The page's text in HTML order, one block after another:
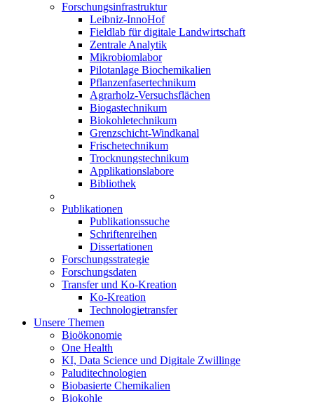
Forschungsinfrastruktur
Leibniz-InnoHof
Fieldlab für digitale Landwirtschaft
Zentrale Analytik
Mikrobiomlabor
Pilotanlage Biochemikalien
Pflanzenfasertechnikum
Agrarholz-Versuchsflächen
Biogastechnikum
Biokohletechnikum
Grenzschicht-Windkanal
Frischetechnikum
Trocknungstechnikum
Applikationslabore
Bibliothek
Publikationen
Publikationssuche
Schriftenreihen
Dissertationen
Forschungsstrategie
Forschungsdaten
Transfer und Ko-Kreation
Ko-Kreation
Technologietransfer
Unsere Themen
Bioökonomie
One Health
KI, Data Science und Digitale Zwillinge
Paluditechnologien
Biobasierte Chemikalien
Biokohle